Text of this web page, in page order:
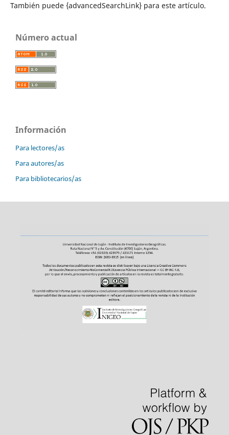
También puede {advancedSearchLink} para este artículo.
Número actual
Información
Para lectores/as
Para autores/as
Para bibliotecarios/as